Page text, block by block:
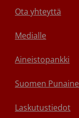
Ota yhteyttä
Medialle
Aineistopankki
Suomen
Laskutustiedot